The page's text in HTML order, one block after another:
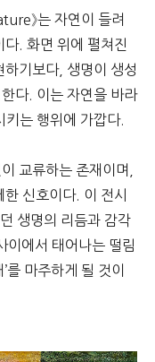
》는 자연이 들려
. 화면 위에 펼쳐진
하기보다, 생명이 생성
다. 이는 자연을 바라
키는 행위에 가깝다.
교류하는 존재이며,
신호이다. 이 전시
생명의 리듬과 감각
이에서 태어나는 떨림
를 마주하게 될 것이